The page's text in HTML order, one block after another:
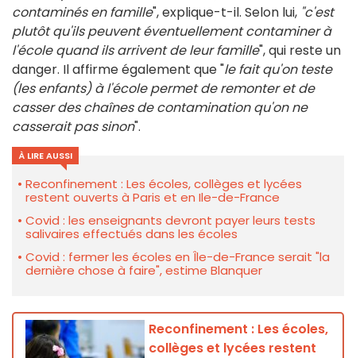
contaminés en famille", explique-t-il. Selon lui, "c'est
plutôt qu'ils peuvent éventuellement contaminer à
l'école quand ils arrivent de leur famille", qui reste un
danger. Il affirme également que "le fait qu'on teste
(les enfants) à l'école permet de remonter et de
casser des chaînes de contamination qu'on ne
casserait pas sinon".
À LIRE AUSSI
Reconfinement : Les écoles, collèges et lycées
restent ouverts à Paris et en Ile-de-France
Covid : les enseignants devront payer leurs tests
salivaires effectués dans les écoles
Covid : fermer les écoles en Île-de-France serait "la
dernière chose à faire", estime Blanquer
Reconfinement : Les écoles,
collèges et lycées restent